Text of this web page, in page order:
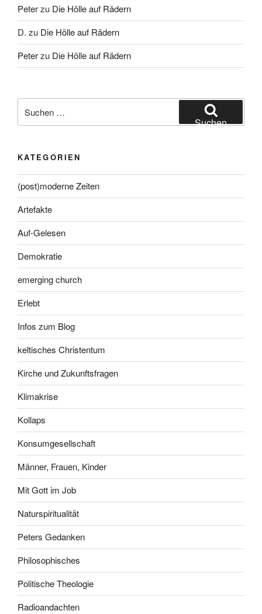
Peterzu Die Hölle auf Rädern
D. zu Die Hölle auf Rädern
Peterzu Die Hölle auf Rädern
nach:
Suchen
KATEGORIEN
(post)moderne Zeiten
Artefakte
Auf-Gelesen
Demokratie
emerging church
Erlebt
Infos zum Blog
keltisches Christentum
Kirche und Zukunftsfragen
Klimakrise
Kollaps
Konsumgesellschaft
Männer, Frauen, Kinder
Mit Gott im Job
Naturspiritualität
Peters Gedanken
Philosophisches
Politische Theologie
Radioandachten